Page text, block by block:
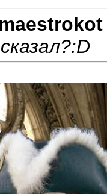
maestrokot